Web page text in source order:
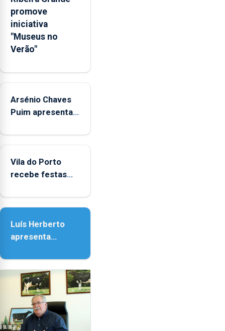
emocionais
e
sociais
junto
das
promove
iniciativa
"Museus no
Verão"
Arsénio Chaves
Puim apresenta
Biblioteca de Vila
Vila do Porto
recebe festas
Nossa Senhora
Luís Herberto
apresenta
Paisagem’